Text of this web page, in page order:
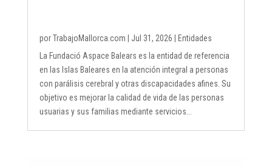
porTrabajoMallorca.com Jul 31, 2026
Entidades
La Fundació Aspace Balears es la entidad de referencia
en las Islas Baleares en la atención integral a personas
con parálisis cerebral y otras discapacidades afines. Su
objetivo es mejorar la calidad de vida de las personas
usuarias y sus familias mediante servicios...